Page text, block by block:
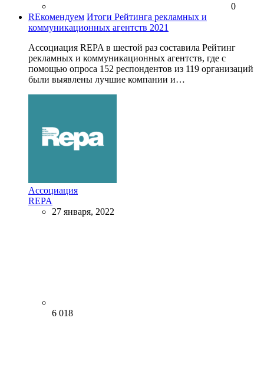
0
REкомендуем Итоги Рейтинга рекламных и
коммуникационных агентств 2021
Ассоциация REPA в шестой раз составила Рейтинг
рекламных и коммуникационных агентств, где с
помощью опроса 152 респондентов из 119 организаций
были выявлены лучшие компании и…
Ассоциация
REPA
27 января, 2022
6 018